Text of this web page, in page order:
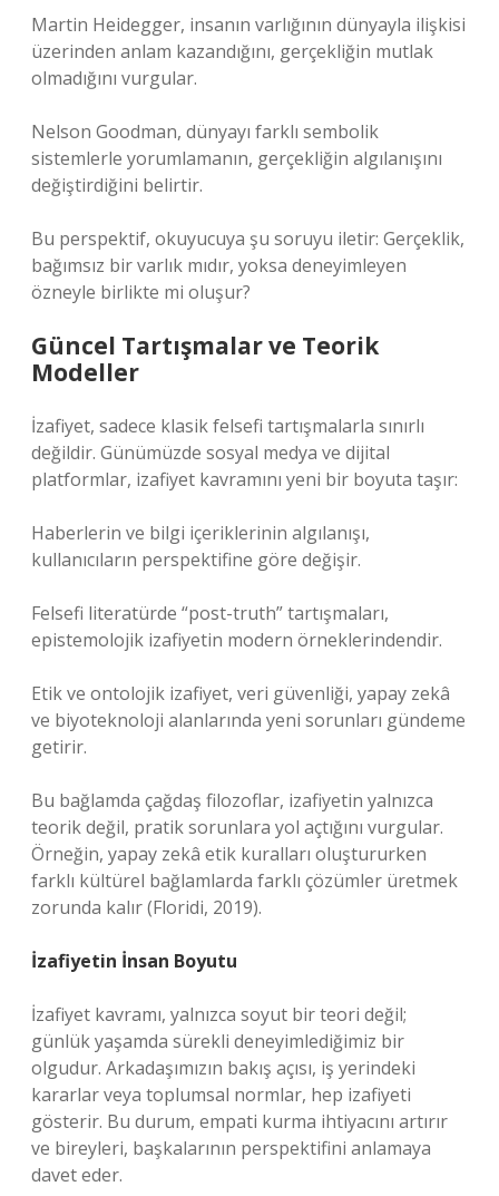
Martin Heidegger, insanın varlığının dünyayla ilişkisi
üzerinden anlam kazandığını, gerçekliğin mutlak
olmadığını vurgular.
Nelson Goodman, dünyayı farklı sembolik
sistemlerle yorumlamanın, gerçekliğin algılanışını
değiştirdiğini belirtir.
Bu perspektif, okuyucuya şu soruyu iletir: Gerçeklik,
bağımsız bir varlık mıdır, yoksa deneyimleyen
özneyle birlikte mi oluşur?
Güncel Tartışmalar ve Teorik
Modeller
İzafiyet, sadece klasik felsefi tartışmalarla sınırlı
değildir. Günümüzde sosyal medya ve dijital
platformlar, izafiyet kavramını yeni bir boyuta taşır:
Haberlerin ve bilgi içeriklerinin algılanışı,
kullanıcıların perspektifine göre değişir.
Felsefi literatürde “post-truth” tartışmaları,
epistemolojik izafiyetin modern örneklerindendir.
Etik ve ontolojik izafiyet, veri güvenliği, yapay zekâ
ve biyoteknoloji alanlarında yeni sorunları gündeme
getirir.
Bu bağlamda çağdaş filozoflar, izafiyetin yalnızca
teorik değil, pratik sorunlara yol açtığını vurgular.
Örneğin, yapay zekâ etik kuralları oluştururken
farklı kültürel bağlamlarda farklı çözümler üretmek
zorunda kalır (Floridi, 2019).
İzafiyetin İnsan Boyutu
İzafiyet kavramı, yalnızca soyut bir teori değil;
günlük yaşamda sürekli deneyimlediğimiz bir
olgudur. Arkadaşımızın bakış açısı, iş yerindeki
kararlar veya toplumsal normlar, hep izafiyeti
gösterir. Bu durum, empati kurma ihtiyacını artırır
ve bireyleri, başkalarının perspektifini anlamaya
davet eder.